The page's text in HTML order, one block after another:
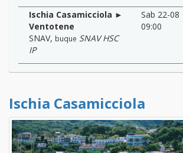
Ischia Casamicciola ►
Ventotene
SNAV, buque SNAV HSC
IP
Sab 22-08
09:00
Ischia Casamicciola